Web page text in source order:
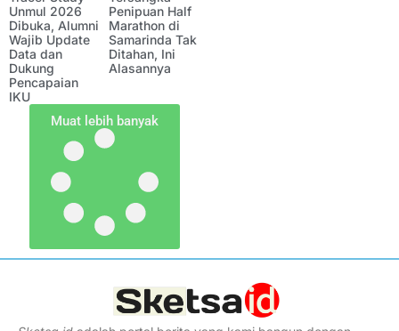
Unmul 2026
Dibuka, Alumni
Wajib Update
Data dan
Dukung
Pencapaian
IKU
Penipuan Half
Marathon di
Samarinda Tak
Ditahan, Ini
Alasannya
Muat lebih banyak